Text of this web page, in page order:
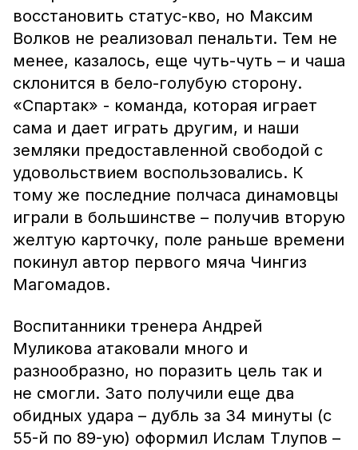
восстановить статус-кво, но Максим
Волков не реализовал пенальти. Тем не
менее, казалось, еще чуть-чуть – и чаша
склонится в бело-голубую сторону.
«Спартак» - команда, которая играет
сама и дает играть другим, и наши
земляки предоставленной свободой с
удовольствием воспользовались. К
тому же последние полчаса динамовцы
играли в большинстве – получив вторую
желтую карточку, поле раньше времени
покинул автор первого мяча Чингиз
Магомадов.
Воспитанники тренера Андрей
Муликова атаковали много и
разнообразно, но поразить цель так и
не смогли. Зато получили еще два
обидных удара – дубль за 34 минуты (с
55-й по 89-ую) оформил Ислам Тлупов –